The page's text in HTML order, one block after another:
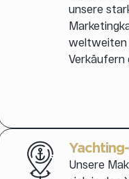
unsere
weltweiten
Verkäufern
Unsere